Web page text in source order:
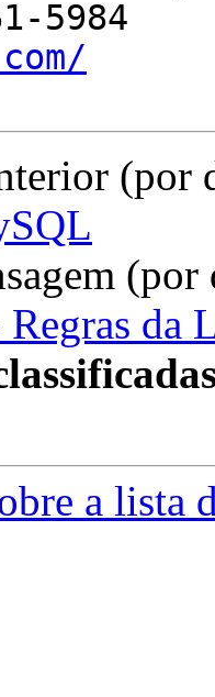
(por
da
a lista